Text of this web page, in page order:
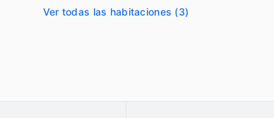
Ver todas las habitaciones (3)